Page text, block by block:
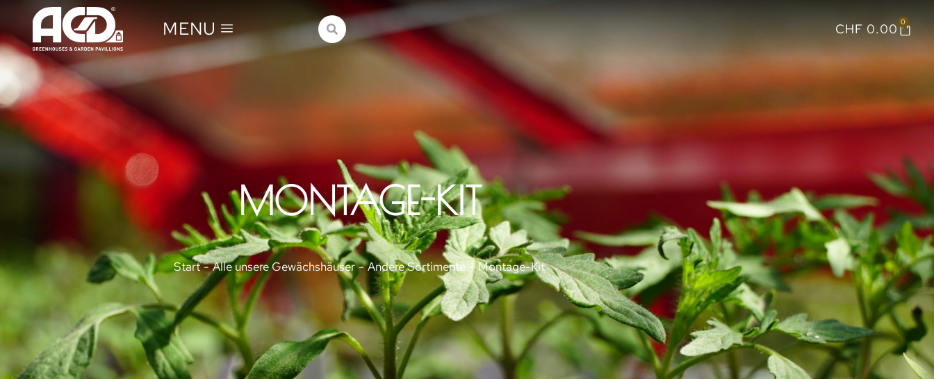
MENU CHF 0.00 0
MONTAGE-KIT
Sie befinden sich hier:Start Alle unsere Gewächshäuser Andere Sortimente Montage-Kit